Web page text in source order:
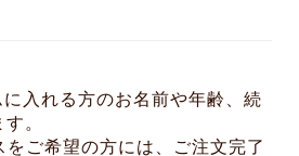
入れる方のお名前や年齢、続
。
ご希望の方には、ご注文完了